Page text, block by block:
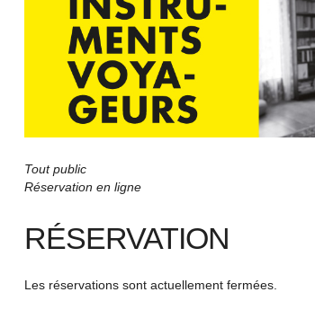
Tout public
Réservation en ligne
RÉSERVATION
Les réservations sont actuellement fermées.